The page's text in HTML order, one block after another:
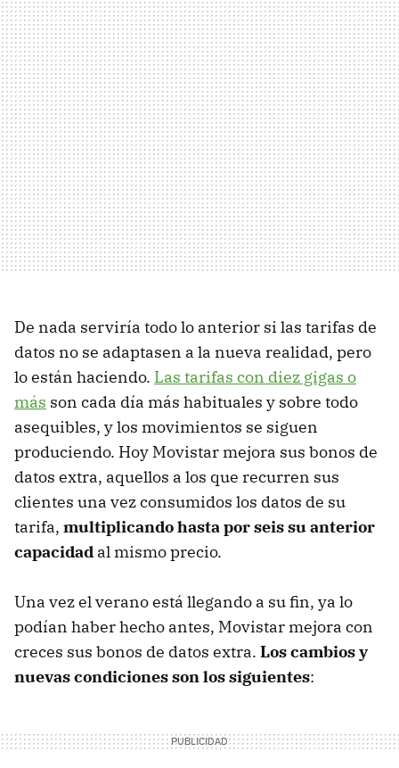
De nada serviría todo lo anterior si las tarifas de
datos no se adaptasen a la nueva realidad, pero
lo están haciendo. Las tarifas con diez gigas o
más son cada día más habituales y sobre todo
asequibles, y los movimientos se siguen
produciendo. Hoy Movistar mejora sus bonos de
datos extra, aquellos a los que recurren sus
clientes una vez consumidos los datos de su
tarifa, multiplicando hasta por seis su anterior
capacidad al mismo precio.
Una vez el verano está llegando a su fin, ya lo
podían haber hecho antes, Movistar mejora con
creces sus bonos de datos extra. Los cambios y
nuevas condiciones son los siguientes: